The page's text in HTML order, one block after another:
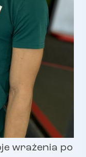
wrażenia po